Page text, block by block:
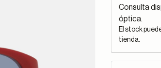
Consulta
óptica.
El stock
tienda.